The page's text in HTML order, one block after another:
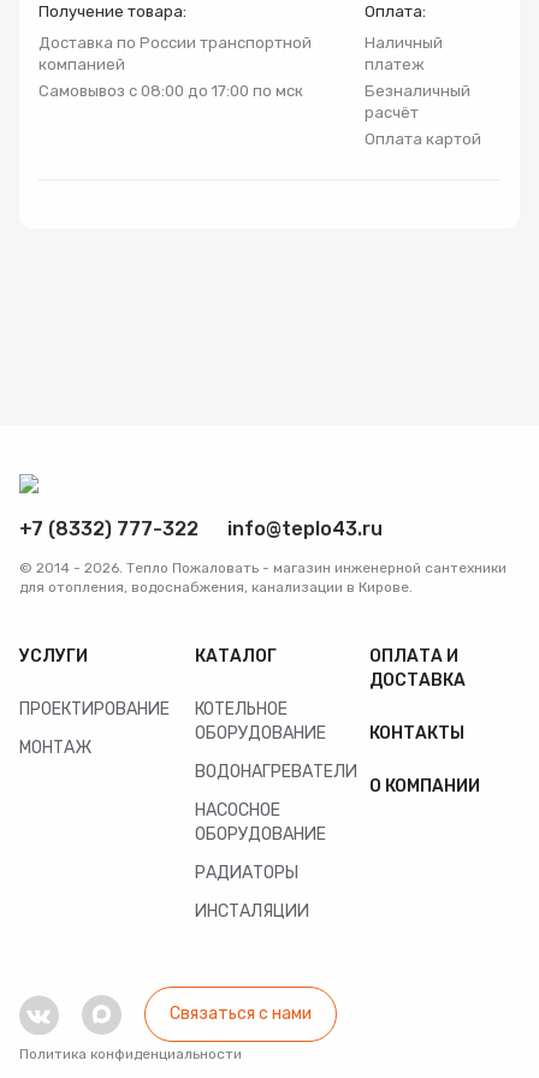
Системы фильтрации
Получение товара:
Доставка по России транспортной
компанией
Самовывоз с 08:00 до 17:00 по мск
Оплата:
Наличный
платеж
Безналичный
расчёт
Оплата картой
+7 (8332) 777-322 info@teplo43.ru
© 2014 - 2026. Тепло Пожаловать - магазин инженерной сантехники
для отопления, водоснабжения, канализации в Кирове.
УСЛУГИ
ПРОЕКТИРОВАНИЕ
МОНТАЖ
КАТАЛОГ
КОТЕЛЬНОЕ
ОБОРУДОВАНИЕ
ВОДОНАГРЕВАТЕЛИ
НАСОСНОЕ
ОБОРУДОВАНИЕ
РАДИАТОРЫ
ИНСТАЛЯЦИИ
ОПЛАТА И
ДОСТАВКА
КОНТАКТЫ
О КОМПАНИИ
Политика конфиденциальности
Связаться с нами